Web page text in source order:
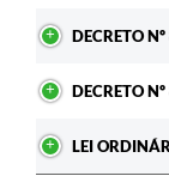
DECRETO
DECRETO
LEI